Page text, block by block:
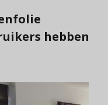
hebben